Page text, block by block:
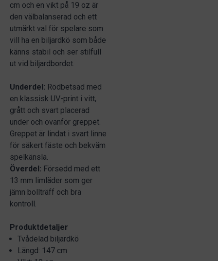
cm och en vikt på 19 oz är
den välbalanserad och ett
utmärkt val för spelare som
vill ha en biljardkö som både
känns stabil och ser stilfull
ut vid biljardbordet.
Underdel: Rödbetsad med
en klassisk UV-print i vitt,
grått och svart placerad
under och ovanför greppet.
Greppet är lindat i svart linne
för säkert fäste och bekväm
spelkänsla.
Överdel: Försedd med ett
13 mm limläder som ger
jämn bollträff och bra
kontroll.
Produktdetaljer
Tvådelad biljardkö
Längd: 147 cm